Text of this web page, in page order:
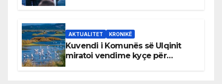
AKTUALITET KRONIKË
Kuvendi i Komunës së Ulqinit
miratoi vendime kyçe për